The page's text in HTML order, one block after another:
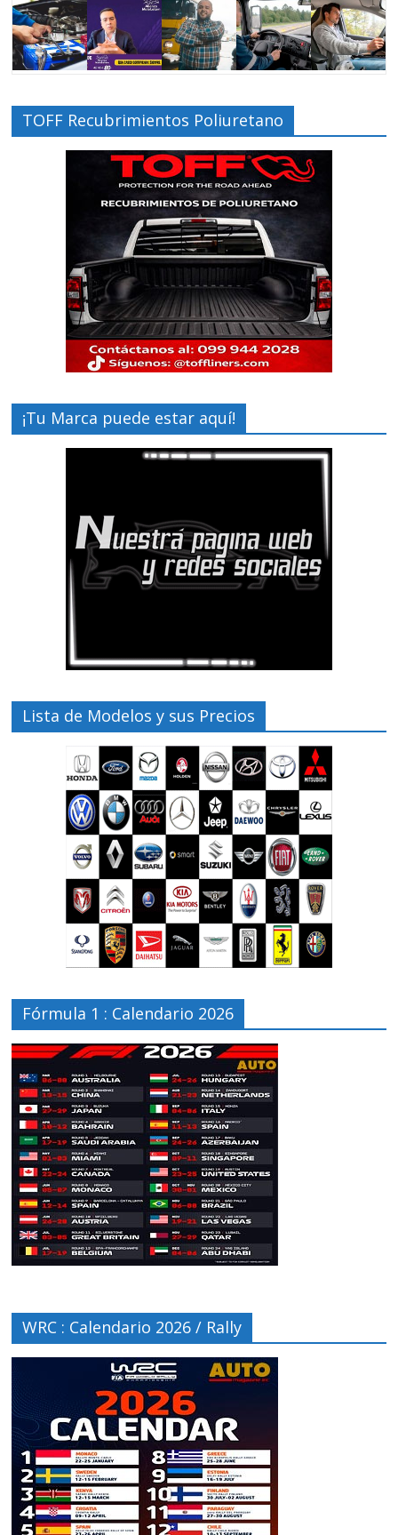
TOFF Recubrimientos Poliuretano
¡Tu Marca puede estar aquí!
Lista de Modelos y sus Precios
Fórmula 1 : Calendario 2026
WRC : Calendario 2026 / Rally